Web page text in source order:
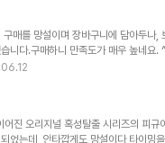
로, 소머즈역의 배우 린지 와그너는 나름
니다.
매를 망설이며 장바구니에 담아두나,
니다.구매하니 만족도가 매우 높네요.
너무 귀엽습니다.슈퍼7 처키는 순한맛
까 염려되지만 장식장안에 처키정도는
있어 염려는 안됩니다.
진 오리지널 혹성탈출 시리즈의 피규
었는데, 안타깝게도 망설이다 타이밍